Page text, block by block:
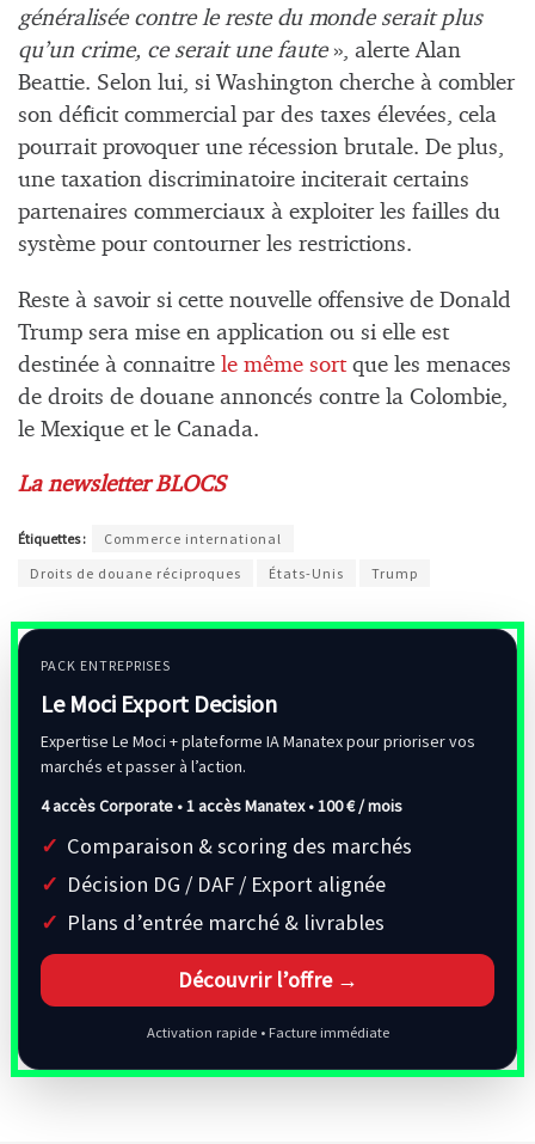
généralisée contre le reste du monde serait plus
qu’un crime, ce serait une faute», alerte Alan
Beattie. Selon lui, si Washington cherche à combler
son déficit commercial par des taxes élevées, cela
pourrait provoquer une récession brutale. De plus,
une taxation discriminatoire inciterait certains
partenaires commerciaux à exploiter les failles du
système pour contourner les restrictions.
Reste à savoir si cette nouvelle offensive de Donald
Trump sera mise en application ou si elle est
destinée à connaitre le même sortque les menaces
de droits de douane annoncés contre la Colombie,
le Mexique et le Canada.
La newsletter BLOCS
Étiquettes :
Commerce international
Droits de douane réciproques
États-Unis Trump
PACK ENTREPRISES
Le Moci Export Decision
Expertise Le Moci + plateforme IA Manatex pour prioriser vos
marchés et passer à l’action.
4 accès Corporate • 1 accès Manatex •100 € / mois
Comparaison & scoring des marchés
Décision DG / DAF / Export alignée
Plans d’entrée marché & livrables
Découvrir l’offre →
Activation rapide • Facture immédiate